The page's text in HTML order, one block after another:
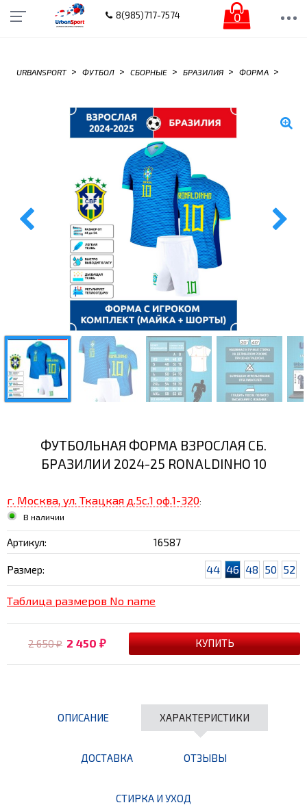
8(985)717-7574 0
URBANSPORT > ФУТБОЛ > СБОРНЫЕ > БРАЗИЛИЯ > ФОРМА >
ФУТБОЛЬНАЯ ФОРМА ВЗРОСЛАЯ СБ.
БРАЗИЛИИ 2024-25 RONALDINHO 10
г. Москва, ул. Ткацкая д.5с.1 оф.1-320:
В наличии
Артикул: 16587
Размер: 44 46 48 50 52
Таблица размеров No name
2 650₽ 2 450₽
ОПИСАНИЕ ХАРАКТЕРИСТИКИ
ДОСТАВКА ОТЗЫВЫ
СТИРКА И УХОД